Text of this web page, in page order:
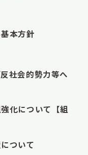
本方針
社会的勢力等へ
化について【組
ついて